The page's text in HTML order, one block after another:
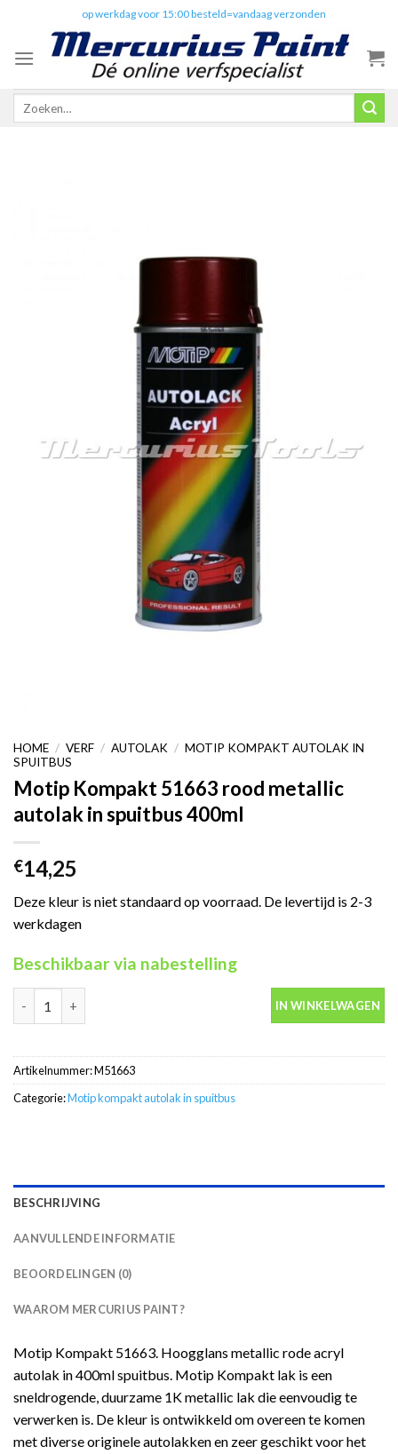
content
op werkdag voor 15:00 besteld=vandaag verzonden
Zoeken
HOME / VERF / AUTOLAK / MOTIP KOMPAKT AUTOLAK IN
SPUITBUS
Motip Kompakt 51663 rood metallic
autolak in spuitbus 400ml
€14,25
Deze kleur is niet standaard op voorraad. De levertijd is 2-3
werkdagen
Beschikbaar via nabestelling
Motip Kompakt 51663 rood metallic autolak in spuitbus 400ml
IN WINKELWAGEN
Artikelnummer:M51663
Categorie:Motip kompakt autolak in spuitbus
BESCHRIJVING
AANVULLENDE INFORMATIE
BEOORDELINGEN (0)
WAAROM MERCURIUS PAINT?
Motip Kompakt 51663. Hoogglans metallic rode acryl
autolak in 400ml spuitbus. Motip Kompakt lak is een
sneldrogende, duurzame 1K metallic lak die eenvoudig te
verwerken is. De kleur is ontwikkeld om overeen te komen
met diverse originele autolakken en zeer geschikt voor het